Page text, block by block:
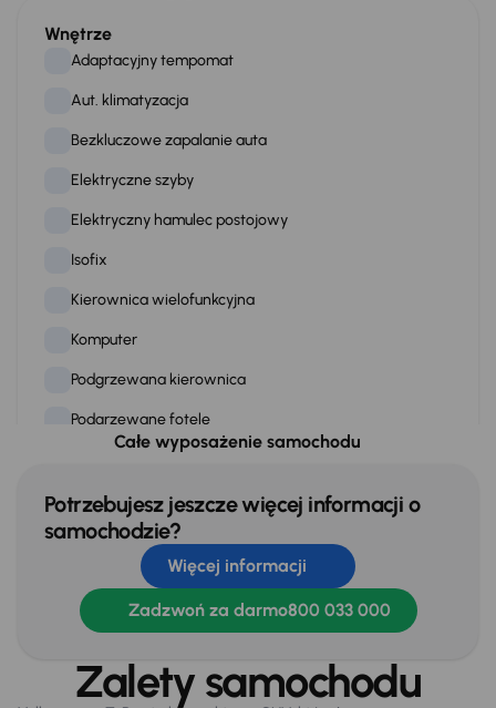
Wnętrze
Adaptacyjny tempomat
Aut. klimatyzacja
Bezkluczowe zapalanie auta
Elektryczne szyby
Elektryczny hamulec postojowy
Isofix
Kierownica wielofunkcyjna
Komputer
Podgrzewana kierownica
Podgrzewane fotele
Skórzana kierownica
Stereo
Stop Start systém
Tempomat
Zamek centralny
Całe wyposażenie samochodu
Potrzebujesz jeszcze więcej informacji o
samochodzie?
Więcej informacji
Zadzwoń za darmo800 033 000
Zalety samochodu